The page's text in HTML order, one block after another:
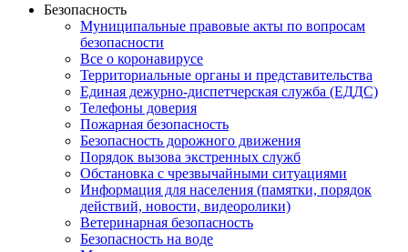
Безопасность
Муниципальные правовые акты по вопросам
безопасности
Все о коронавирусе
Территориальные органы и представительства
Единая дежурно-диспетчерская служба (ЕДДС)
Телефоны доверия
Пожарная безопасность
Безопасность дорожного движения
Порядок вызова экстренных служб
Обстановка с чрезвычайными ситуациями
Информация для населения (памятки, порядок
действий, новости, видеоролики)
Ветеринарная безопасность
Безопасность на воде